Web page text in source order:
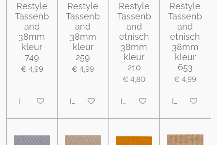
Restyle
Tassenb
and
38mm
kleur
749
€ 4,99
In winkelwagen
Restyle
Tassenb
and
38mm
kleur
259
€ 4,99
In winkelwagen
Restyle
Tassenb
and
etnisch
38mm
kleur
210
€ 4,80
In winkelwagen
Restyle
Tassenb
and
etnisch
38mm
kleur
653
€ 4,99
In